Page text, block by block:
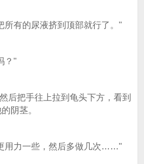
所有的尿液挤到顶部就行了。"
？"
后把手往上拉到龟头下方，看到
阴茎。
用力一些，然后多做几次……"